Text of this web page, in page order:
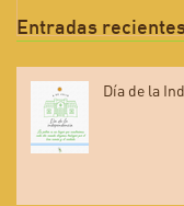
Entradas recientes
Día de la